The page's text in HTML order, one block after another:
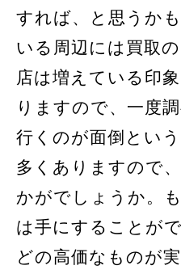
すれば、と思うか
いる周辺には買取
店は増えている印
りますので、一度
行くのが面倒とい
多くありますので
かがでしょうか。
は手にすることが
どの高価なものが